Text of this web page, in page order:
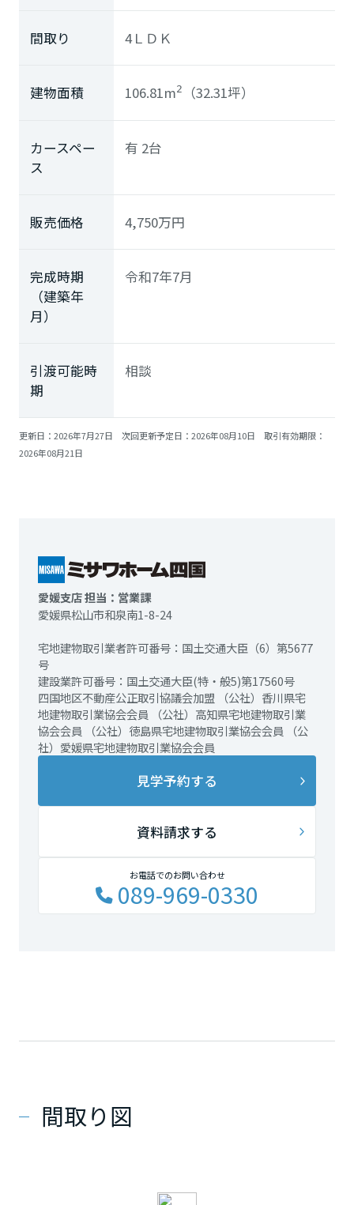
ミサワアイデンティティ
間取り 4ＬＤＫ
建物面積 106.81m2 （32.31坪）
カースペー
ス
有 2台
販売価格 4,750万円
完成時期
（建築年
月）
令和7年7月
引渡可能時
期
相談
更新日：2026年7月27日 次回更新予定日：2026年08月10日 取引有効期限：
2026年08月21日
愛媛支店 担当：営業課
愛媛県松山市和泉南1-8-24
宅地建物取引業者許可番号：国土交通大臣（6）第5677
号
建設業許可番号：国土交通大臣(特・般5)第17560号
四国地区不動産公正取引協議会加盟 （公社）香川県宅
地建物取引業協会会員 （公社）高知県宅地建物取引業
協会会員 （公社）徳島県宅地建物取引業協会会員 （公
社）愛媛県宅地建物取引業協会会員
見学予約する
資料請求する
お電話でのお問い合わせ
089-969-0330
間取り図